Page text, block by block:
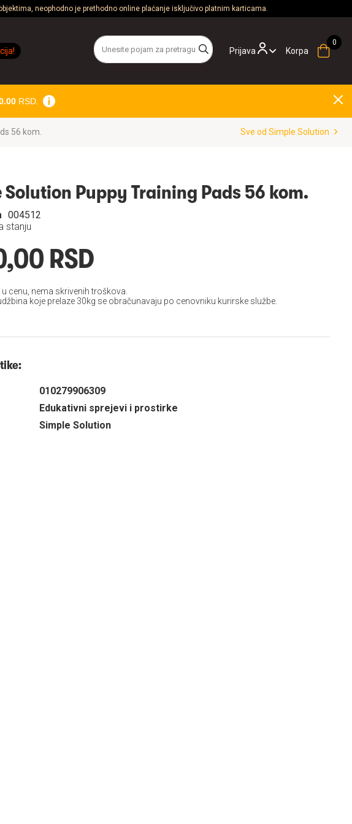
neophodno je prethodno online plaćanje isključivo platnim karticama.
Prijava Korpa
RSD.
56 kom. Sve od Simple Solution
Solution Puppy Training Pads 56 kom.
stanju
004512
RSD
cenu, nema skrivenih troškova.
koje prelaze 30kg se obračunavaju po cenovniku kurirske službe.
010279906309
Edukativni sprejevi i prostirke
Simple Solution